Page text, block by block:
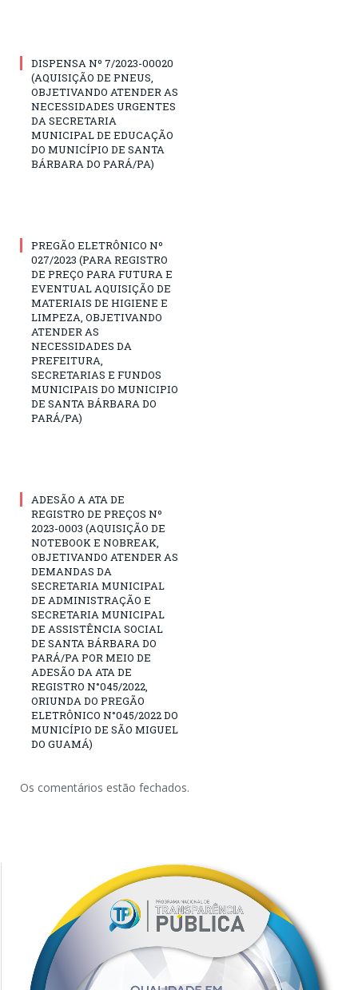
DISPENSA Nº 7/2023-00020
(AQUISIÇÃO DE PNEUS,
OBJETIVANDO ATENDER AS
NECESSIDADES URGENTES
DA SECRETARIA
MUNICIPAL DE EDUCAÇÃO
DO MUNICÍPIO DE SANTA
BÁRBARA DO PARÁ/PA)
PREGÃO ELETRÔNICO Nº
027/2023 (PARA REGISTRO
DE PREÇO PARA FUTURA E
EVENTUAL AQUISIÇÃO DE
MATERIAIS DE HIGIENE E
LIMPEZA, OBJETIVANDO
ATENDER AS
NECESSIDADES DA
PREFEITURA,
SECRETARIAS E FUNDOS
MUNICIPAIS DO MUNICIPIO
DE SANTA BÁRBARA DO
PARÁ/PA)
ADESÃO A ATA DE
REGISTRO DE PREÇOS Nº
2023-0003 (AQUISIÇÃO DE
NOTEBOOK E NOBREAK,
OBJETIVANDO ATENDER AS
DEMANDAS DA
SECRETARIA MUNICIPAL
DE ADMINISTRAÇÃO E
SECRETARIA MUNICIPAL
DE ASSISTÊNCIA SOCIAL
DE SANTA BÁRBARA DO
PARÁ/PA POR MEIO DE
ADESÃO DA ATA DE
REGISTRO N°045/2022,
ORIUNDA DO PREGÃO
ELETRÔNICO N°045/2022 DO
MUNICÍPIO DE SÃO MIGUEL
DO GUAMÁ)
Os comentários estão fechados.